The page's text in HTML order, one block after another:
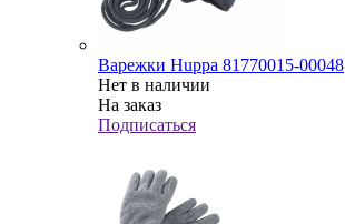
Варежки Huppa 81770015-00048
Нет в наличии
На заказ
Подписаться